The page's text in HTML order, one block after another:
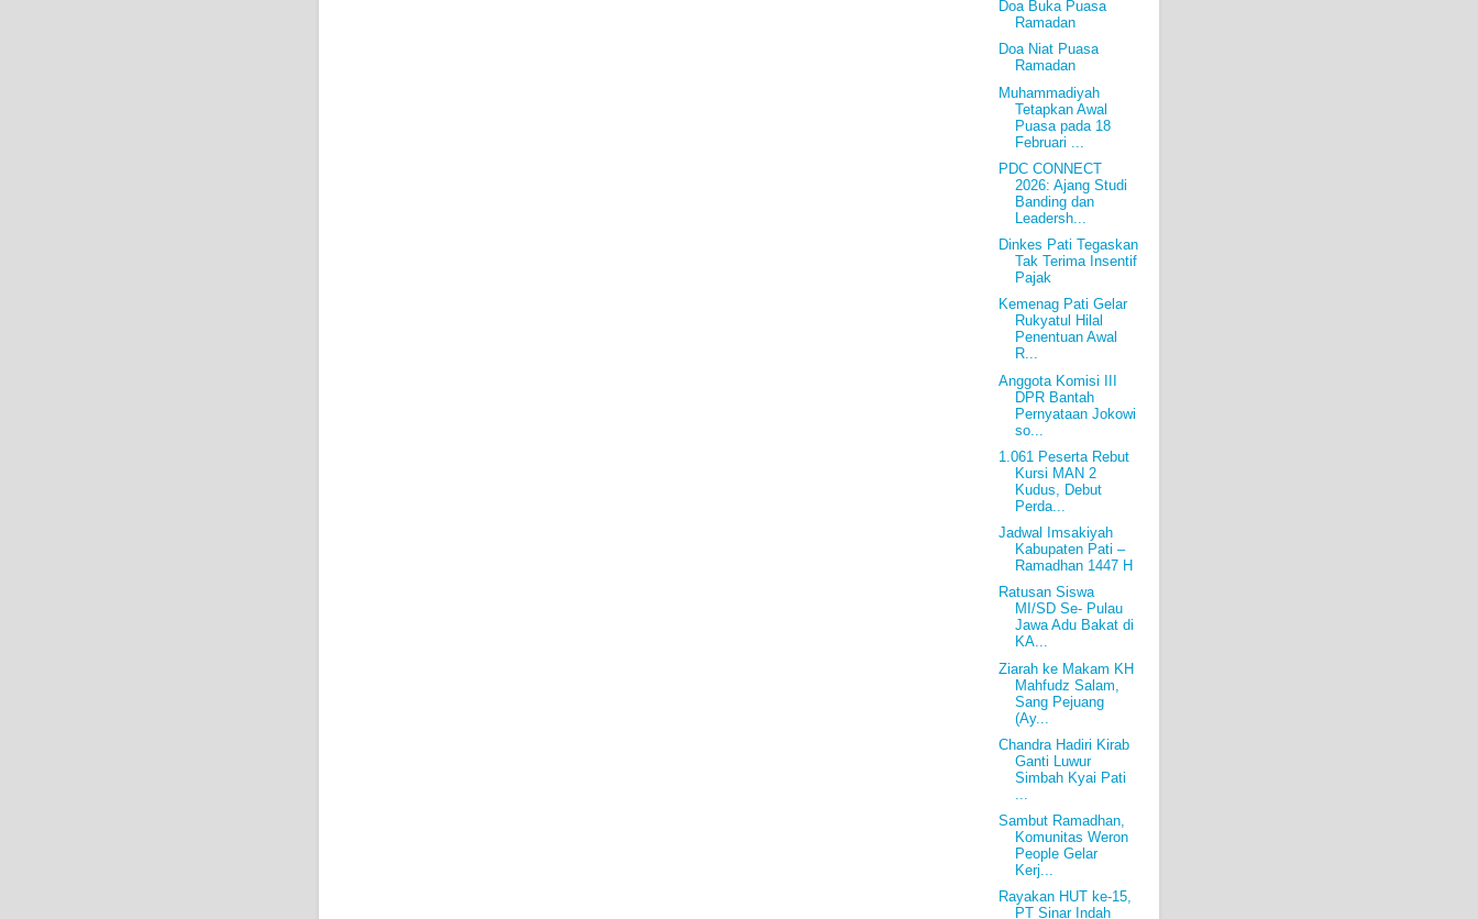
Doa Buka Puasa
Ramadan
Doa Niat Puasa
Ramadan
Muhammadiyah
Tetapkan Awal
Puasa pada 18
Februari ...
PDC CONNECT
2026: Ajang Studi
Banding dan
Leadersh...
Dinkes Pati Tegaskan
Tak Terima Insentif
Pajak
Kemenag Pati Gelar
Rukyatul Hilal
Penentuan Awal
R...
Anggota Komisi III
DPR Bantah
Pernyataan Jokowi
so...
1.061 Peserta Rebut
Kursi MAN 2
Kudus, Debut
Perda...
Jadwal Imsakiyah
Kabupaten Pati –
Ramadhan 1447 H
Ratusan Siswa
MI/SD Se- Pulau
Jawa Adu Bakat di
KA...
Ziarah ke Makam KH
Mahfudz Salam,
Sang Pejuang
(Ay...
Chandra Hadiri Kirab
Ganti Luwur
Simbah Kyai Pati
Sambut Ramadhan,
Komunitas Weron
People Gelar
Kerj...
Rayakan HUT ke-15,
PT Sinar Indah